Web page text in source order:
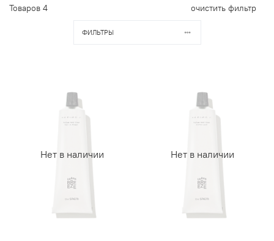
Товаров 4 очистить фильтр
ФИЛЬТРЫ
Нет в наличии Нет в наличии